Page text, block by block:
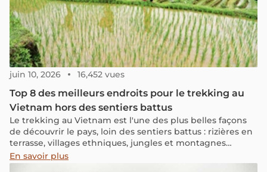
juin 10, 2026 16,452 vues
Top 8 des meilleurs endroits pour le trekking au
Vietnam hors des sentiers battus
Le trekking au Vietnam est l'une des plus belles façons
de découvrir le pays, loin des sentiers battus : rizières en
terrasse, villages ethniques, jungles et montagnes
karstiques. Du trek dans le Nord (Sapa, Ha Giang) aux
forêts du Centre et du Sud.
En savoir plus